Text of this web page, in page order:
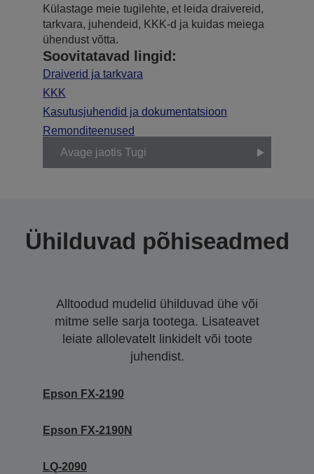
Külastage meie tugilehte, et leida draivereid,
tarkvara, juhendeid, KKK-d ja kuidas meiega
ühendust võtta.
Soovitatavad lingid:
Draiverid ja tarkvara
KKK
Kasutusjuhendid ja dokumentatsioon
Remonditeenused
Avage jaotis Tugi
Ühilduvad põhiseadmed
Alltoodud mudelid ühilduvad ühe või
mitme selle sarja tootega. Lisateavet
leiate allolevatelt linkidelt või toote
juhendist.
Epson FX-2190
Epson FX-2190N
LQ-2090